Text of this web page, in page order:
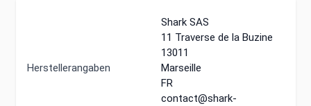
Herstellerangaben
Shark SAS
11 Traverse de la Buzine
13011
Marseille
FR
contact@shark-